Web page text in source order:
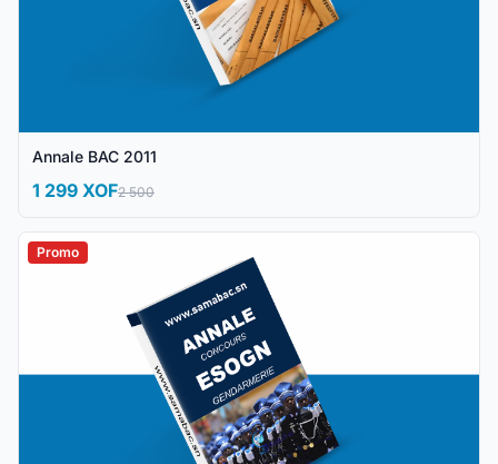
Annale BAC 2011
1 299 XOF2 500
Promo